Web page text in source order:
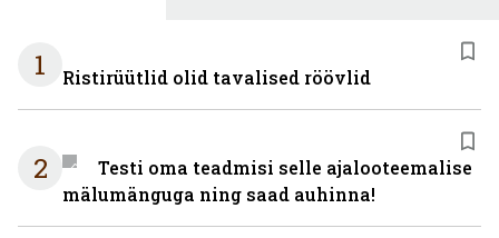
1 Ristirüütlid olid tavalised röövlid
2
Testi oma teadmisi selle ajalooteemalise
mälumänguga ning saad auhinna!